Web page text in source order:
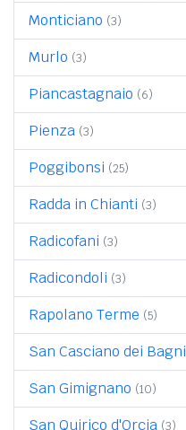
Monticiano (3)
Murlo (3)
Piancastagnaio (6)
Pienza (3)
Poggibonsi (25)
Radda in Chianti (3)
Radicofani (3)
Radicondoli (3)
Rapolano Terme (5)
San Casciano dei Bagni
San Gimignano (10)
San Quirico d'Orcia (3)